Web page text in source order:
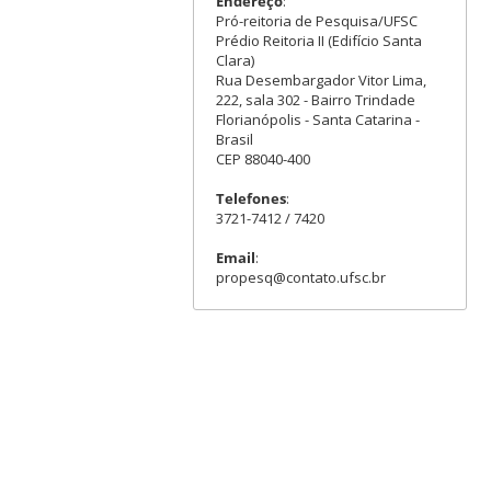
Pró-reitoria de Pesquisa/UFSC
Prédio Reitoria II (Edifício Santa
Clara)
Rua Desembargador Vitor Lima,
222, sala 302 - Bairro Trindade
Florianópolis - Santa Catarina -
Brasil
CEP 88040-400
Telefones:
3721-7412 / 7420
Email:
propesq@contato.ufsc.br